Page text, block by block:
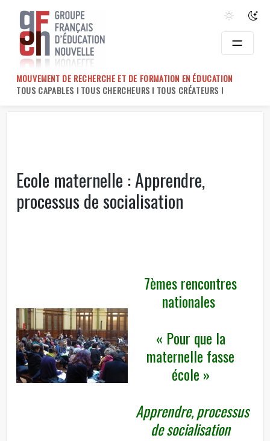
content
MOUVEMENT DE RECHERCHE ET DE FORMATION EN ÉDUCATION
TOUS CAPABLES ! TOUS CHERCHEURS ! TOUS CRÉATEURS !
Ecole maternelle : Apprendre,
processus de socialisation
7èmes rencontres
nationales
« Pour que la
maternelle fasse
école »
Apprendre, processus
de socialisation